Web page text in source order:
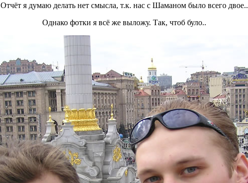
Отчёт я думаю делать нет смысла, т.к. нас с Шаманом было всего двое..
Однако фотки я всё же выложу. Так, чтоб було..